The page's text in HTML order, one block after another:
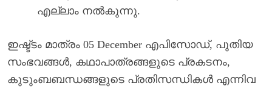
എല്ലാം നൽകുന്നു.
ഇഷ്ട്ടം മാത്രം 05 December എപിസോഡ്, പുതിയ
സംഭവങ്ങൾ, കഥാപാത്രങ്ങളുടെ പ്രകടനം,
കുടുംബബന്ധങ്ങളുടെ പ്രതിസന്ധികൾ എന്നിവ